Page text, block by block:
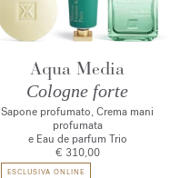
Aqua Media
Cologne forte
Sapone profumato, Crema mani
profumata
e Eau de parfum Trio
€ 310,00
ESCLUSIVA ONLINE